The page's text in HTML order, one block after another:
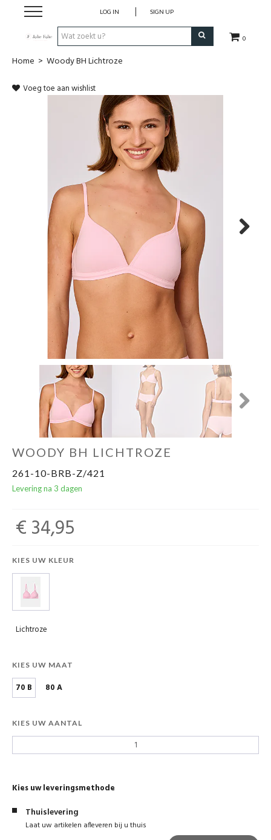
0
LOG IN SIGN UP
Home
Dames
Lingerie
Badmode
Nachtmode
Ondergoed
Over ons
Cadeaubon
Home > Woody BH Lichtroze
Voeg toe aan wishlist
WOODY BH LICHTROZE
261-10-BRB-Z/421
Levering na 3 dagen
€ 34,95
KIES UW KLEUR
Lichtroze
KIES UW MAAT
70 B 80 A
KIES UW AANTAL
Kies uw leveringsmethode
Thuislevering
Laat uw artikelen afleveren bij u thuis